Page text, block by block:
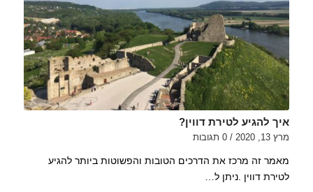
איך להגיע לטירת דווין?
מרץ 13, 2020 / 0 תגובות
מאמר זה מרכז את הדרכים הטובות והפשוטות ביותר להגיע
לטירת דווין .ניתן ל…